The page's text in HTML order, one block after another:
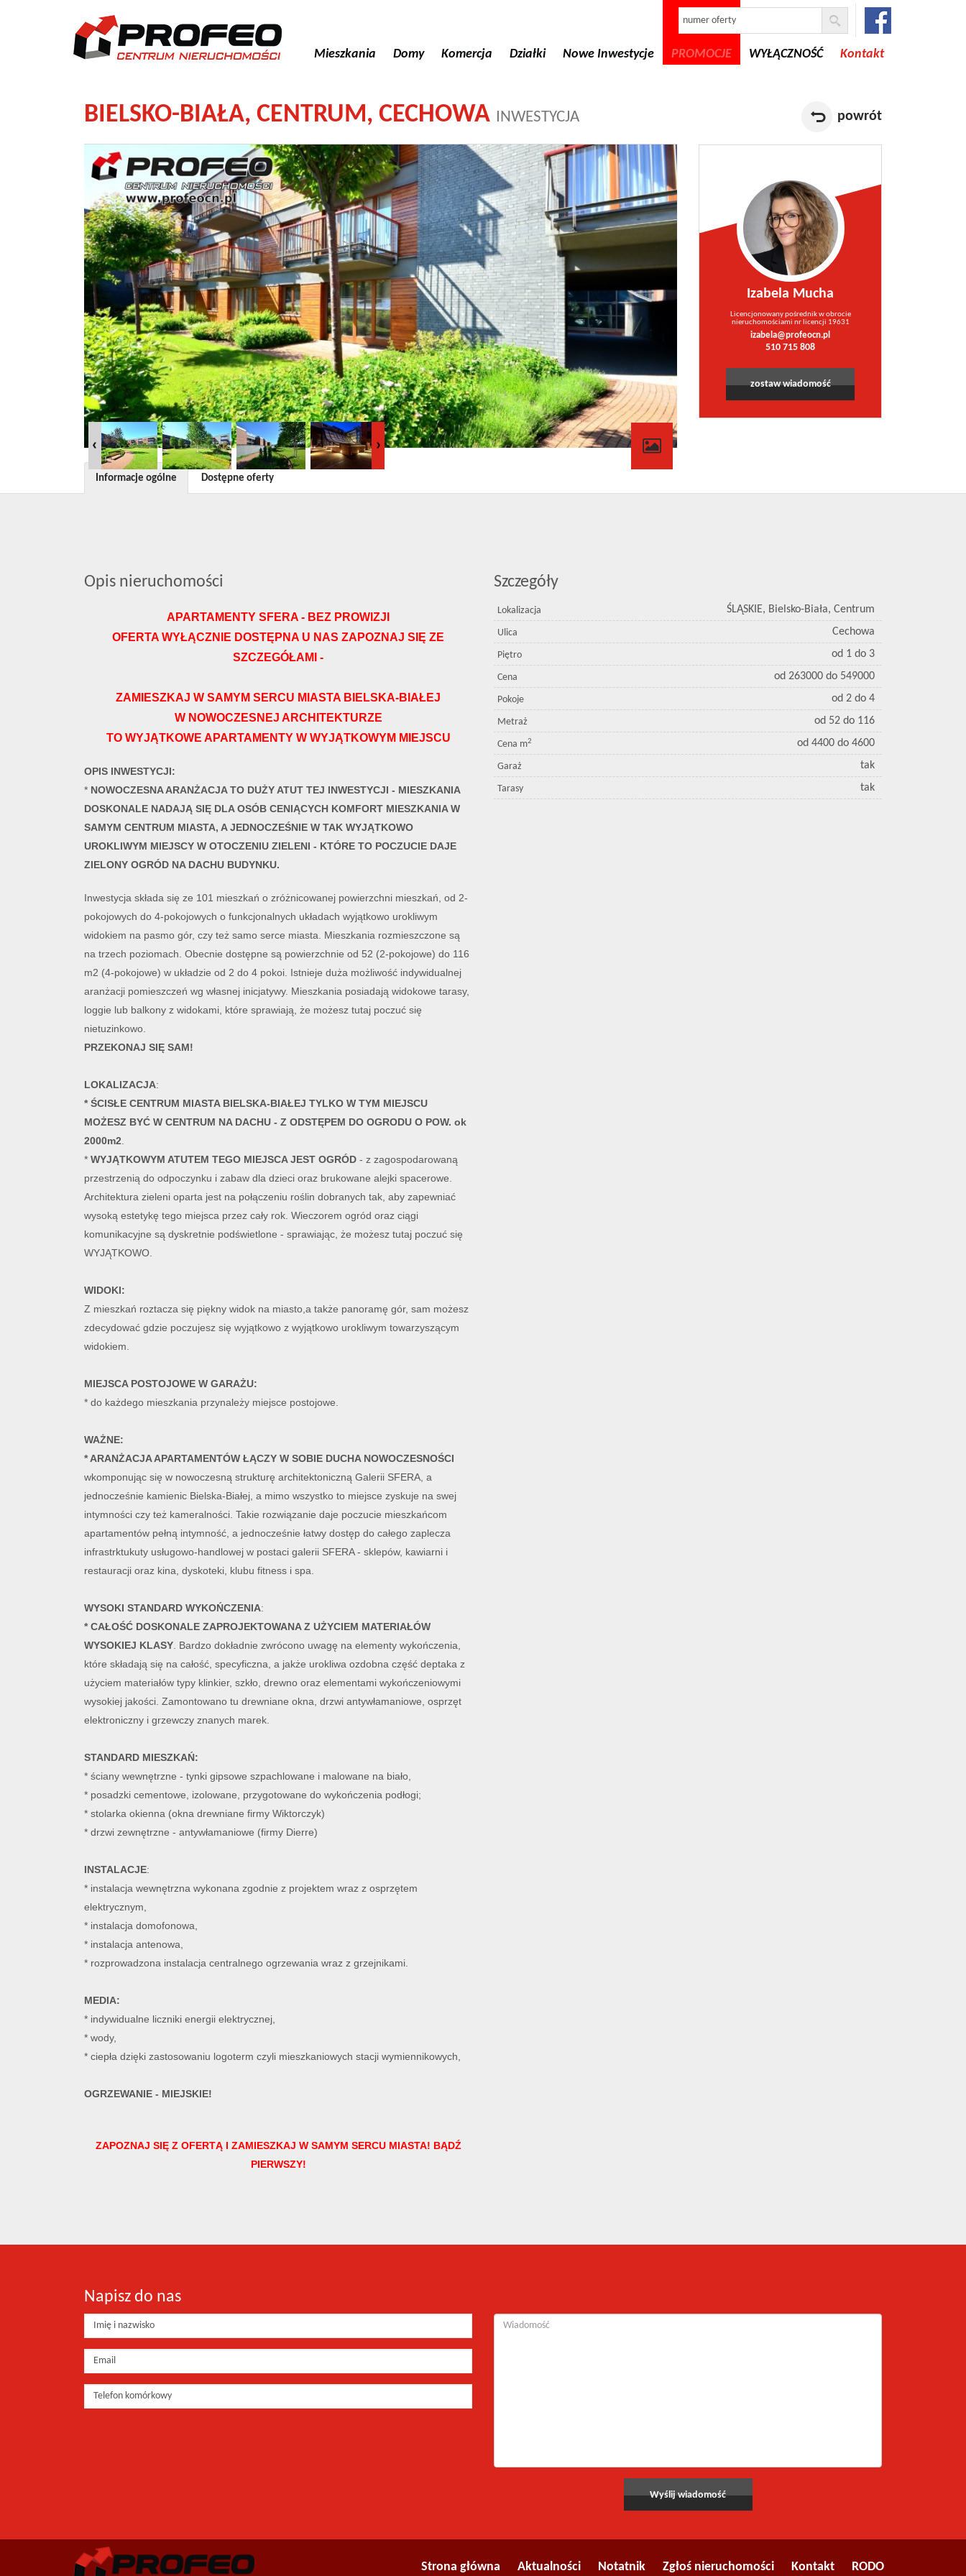
Mieszkania Domy Komercja Działki Nowe Inwestycje PROMOCJE WYŁĄCZNOŚĆ Kontakt
BIELSKO-BIAŁA, CENTRUM, CECHOWA INWESTYCJA powrót
Izabela Mucha
Licencjonowany pośrednik w obrocie
nieruchomościami nr licencji 19631
izabela@profeocn.pl
510 715 808
zostaw wiadomość
Informacje ogólne Dostępne oferty
Opis nieruchomości
APARTAMENTY SFERA - BEZ PROWIZJI
OFERTA WYŁĄCZNIE DOSTĘPNA U NAS ZAPOZNAJ SIĘ ZE
SZCZEGÓŁAMI -
ZAMIESZKAJ W SAMYM SERCU MIASTA BIELSKA-BIAŁEJ
W NOWOCZESNEJ ARCHITEKTURZE
TO WYJĄTKOWE APARTAMENTY W WYJĄTKOWYM MIEJSCU
OPIS INWESTYCJI:
* NOWOCZESNA ARANŻACJA TO DUŻY ATUT TEJ INWESTYCJI - MIESZKANIA
DOSKONALE NADAJĄ SIĘ DLA OSÓB CENIĄCYCH KOMFORT MIESZKANIA W
SAMYM CENTRUM MIASTA, A JEDNOCZEŚNIE W TAK WYJĄTKOWO
UROKLIWYM MIEJSCY W OTOCZENIU ZIELENI - KTÓRE TO POCZUCIE DAJE
ZIELONY OGRÓD NA DACHU BUDYNKU.
Inwestycja składa się ze 101 mieszkań o zróżnicowanej powierzchni mieszkań, od 2-
pokojowych do 4-pokojowych o funkcjonalnych układach wyjątkowo urokliwym
widokiem na pasmo gór, czy też samo serce miasta. Mieszkania rozmieszczone są
na trzech poziomach. Obecnie dostępne są powierzchnie od 52 (2-pokojowe) do 116
m2 (4-pokojowe) w układzie od 2 do 4 pokoi. Istnieje duża możliwość indywidualnej
aranżacji pomieszczeń wg własnej inicjatywy. Mieszkania posiadają widokowe tarasy,
loggie lub balkony z widokami, które sprawiają, że możesz tutaj poczuć się
nietuzinkowo.
PRZEKONAJ SIĘ SAM!
LOKALIZACJA:
* ŚCISŁE CENTRUM MIASTA BIELSKA-BIAŁEJ TYLKO W TYM MIEJSCU
MOŻESZ BYĆ W CENTRUM NA DACHU - Z ODSTĘPEM DO OGRODU O POW. ok
2000m2.
* WYJĄTKOWYM ATUTEM TEGO MIEJSCA JEST OGRÓD - z zagospodarowaną
przestrzenią do odpoczynku i zabaw dla dzieci oraz brukowane alejki spacerowe.
Architektura zieleni oparta jest na połączeniu roślin dobranych tak, aby zapewniać
wysoką estetykę tego miejsca przez cały rok. Wieczorem ogród oraz ciągi
komunikacyjne są dyskretnie podświetlone - sprawiając, że możesz tutaj poczuć się
WYJĄTKOWO.
WIDOKI:
Z mieszkań roztacza się piękny widok na miasto,a także panoramę gór, sam możesz
zdecydować gdzie poczujesz się wyjątkowo z wyjątkowo urokliwym towarzyszącym
widokiem.
MIEJSCA POSTOJOWE W GARAŻU:
* do każdego mieszkania przynależy miejsce postojowe.
WAŻNE:
* ARANŻACJA APARTAMENTÓW ŁĄCZY W SOBIE DUCHA NOWOCZESNOŚCI
wkomponując się w nowoczesną strukturę architektoniczną Galerii SFERA, a
jednocześnie kamienic Bielska-Białej, a mimo wszystko to miejsce zyskuje na swej
intymności czy też kameralności. Takie rozwiązanie daje poczucie mieszkańcom
apartamentów pełną intymność, a jednocześnie łatwy dostęp do całego zaplecza
infrastrktukuty usługowo-handlowej w postaci galerii SFERA - sklepów, kawiarni i
restauracji oraz kina, dyskoteki, klubu fitness i spa.
WYSOKI STANDARD WYKOŃCZENIA:
* CAŁOŚĆ DOSKONALE ZAPROJEKTOWANA Z UŻYCIEM MATERIAŁÓW
WYSOKIEJ KLASY. Bardzo dokładnie zwrócono uwagę na elementy wykończenia,
które składają się na całość, specyficzna, a jakże urokliwa ozdobna część deptaka z
użyciem materiałów typy klinkier, szkło, drewno oraz elementami wykończeniowymi
wysokiej jakości. Zamontowano tu drewniane okna, drzwi antywłamaniowe, osprzęt
elektroniczny i grzewczy znanych marek.
STANDARD MIESZKAŃ:
* ściany wewnętrzne - tynki gipsowe szpachlowane i malowane na biało,
* posadzki cementowe, izolowane, przygotowane do wykończenia podłogi;
* stolarka okienna (okna drewniane firmy Wiktorczyk)
* drzwi zewnętrzne - antywłamaniowe (firmy Dierre)
INSTALACJE:
* instalacja wewnętrzna wykonana zgodnie z projektem wraz z osprzętem
elektrycznym,
* instalacja domofonowa,
* instalacja antenowa,
* rozprowadzona instalacja centralnego ogrzewania wraz z grzejnikami.
MEDIA:
* indywidualne liczniki energii elektrycznej,
* wody,
* ciepła dzięki zastosowaniu logoterm czyli mieszkaniowych stacji wymiennikowych,
OGRZEWANIE - MIEJSKIE!
ZAPOZNAJ SIĘ Z OFERTĄ I ZAMIESZKAJ W SAMYM SERCU MIASTA! BĄDŹ
PIERWSZY!
Szczegóły
Lokalizacja ŚLĄSKIE, Bielsko-Biała, Centrum
Ulica Cechowa
Piętro od 1 do 3
Cena od 263000 do 549000
Pokoje od 2 do 4
Metraż od 52 do 116
Cena m2 od 4400 do 4600
Garaż tak
Tarasy tak
Napisz do nas
Strona główna Aktualności Notatnik Zgłoś nieruchomości Kontakt RODO